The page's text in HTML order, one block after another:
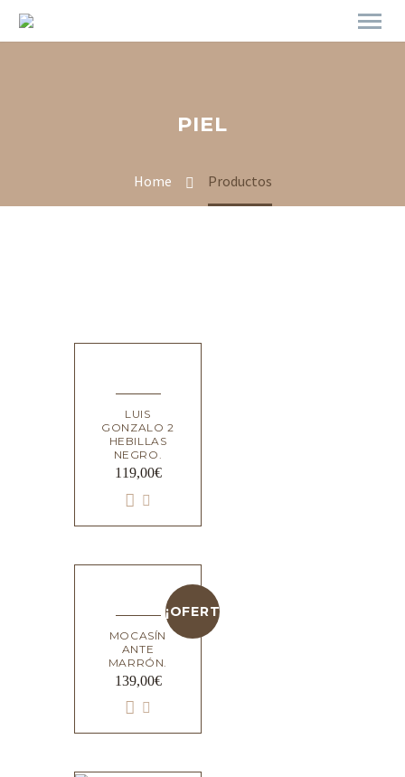
PIEL
Home Productos
LUIS
GONZALO 2
HEBILLAS
NEGRO.
119,00€
¡OFERTA!
MOCASÍN
ANTE
MARRÓN.
139,00€